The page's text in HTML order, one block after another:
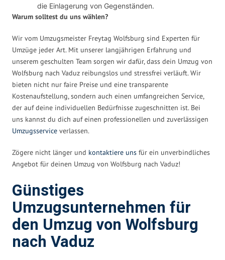
die Einlagerung von Gegenständen.
Warum solltest du uns wählen?
Wir vom Umzugsmeister Freytag Wolfsburg sind Experten für
Umzüge jeder Art. Mit unserer langjährigen Erfahrung und
unserem geschulten Team sorgen wir dafür, dass dein Umzug von
Wolfsburg nach Vaduz reibungslos und stressfrei verläuft. Wir
bieten nicht nur faire Preise und eine transparente
Kostenaufstellung, sondern auch einen umfangreichen Service,
der auf deine individuellen Bedürfnisse zugeschnitten ist. Bei
uns kannst du dich auf einen professionellen und zuverlässigen
Umzugsservice verlassen.
Zögere nicht länger und kontaktiere uns für ein unverbindliches
Angebot für deinen Umzug von Wolfsburg nach Vaduz!
Günstiges
Umzugsunternehmen für
den Umzug von Wolfsburg
nach Vaduz